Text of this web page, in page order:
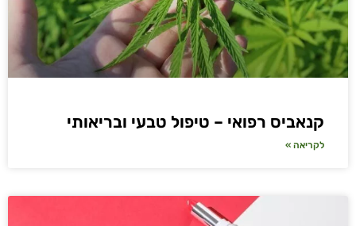
קנאביס רפואי – טיפול טבעי ובריאותי
לקריאה »